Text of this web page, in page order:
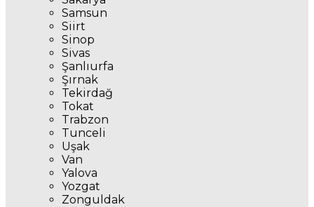
Samsun
Siirt
Sinop
Sivas
Şanlıurfa
Şırnak
Tekirdağ
Tokat
Trabzon
Tunceli
Uşak
Van
Yalova
Yozgat
Zonguldak